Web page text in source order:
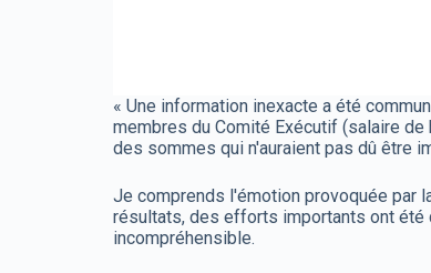
« Une information inexacte a été
membres du Comité Exécutif (salaire
des sommes qui n'auraient pas dû être
Je comprends l'émotion provoquée par
résultats, des efforts importants ont été
incompréhensible.